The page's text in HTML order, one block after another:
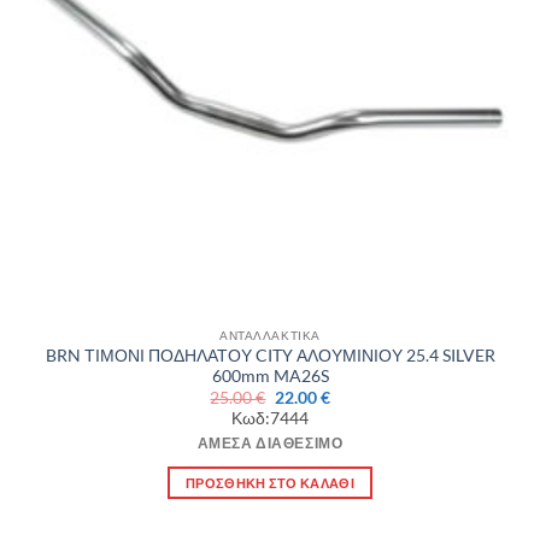
ΑΝΤΑΛΛΑΚΤΙΚΑ
BRN ΤΙΜΟΝΙ ΠΟΔΗΛΑΤΟΥ CITY ΑΛΟΥΜΙΝΙΟΥ 25.4 SILVER
600mm MA26S
25.00€ Original
price
was:
25.00 €.
22.00€Η
είναι:
Κωδ:7444
ΆΜΕΣΑ ΔΙΑΘΈΣΙΜΟ
ΠΡΟΣΘΉΚΗ ΣΤΟ ΚΑΛΆΘΙ